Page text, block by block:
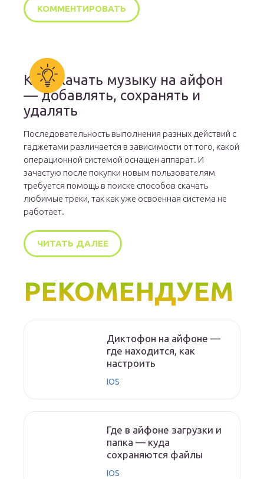
Как скачать музыку на айфон
— добавлять, сохранять и
удалять
Последовательность выполнения разных действий с
гаджетами различается в зависимости от того, какой
операционной системой оснащен аппарат. И
зачастую после покупки новым пользователям
требуется помощь в поиске способов скачать
любимые треки, так как уже освоенная система не
работает.
ЧИТАТЬ ДАЛЕЕ
РЕКОМЕНДУЕМ
Диктофон на айфоне —
где находится, как
настроить
IOS
Где в айфоне загрузки и
папка — куда
сохраняются файлы
IOS